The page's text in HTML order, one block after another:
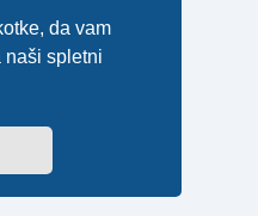
da vam
naši spletni